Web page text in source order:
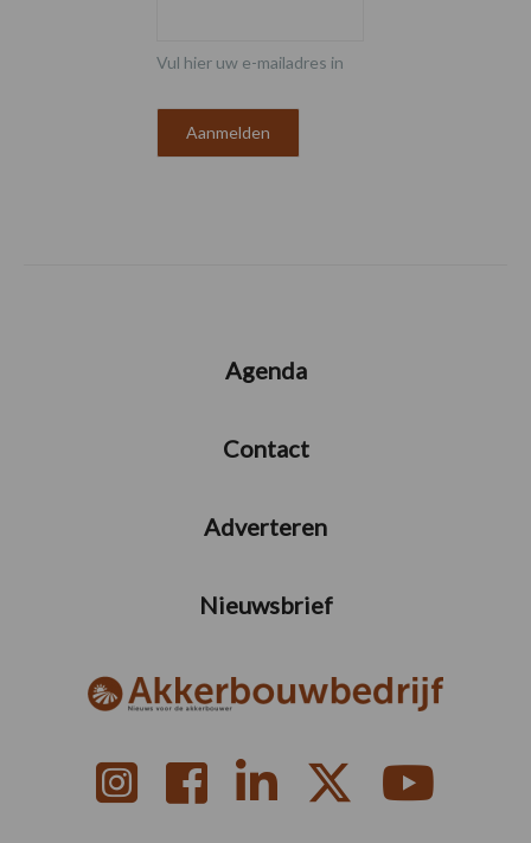
Vul hier uw e-mailadres in
Agenda
Contact
Adverteren
Nieuwsbrief